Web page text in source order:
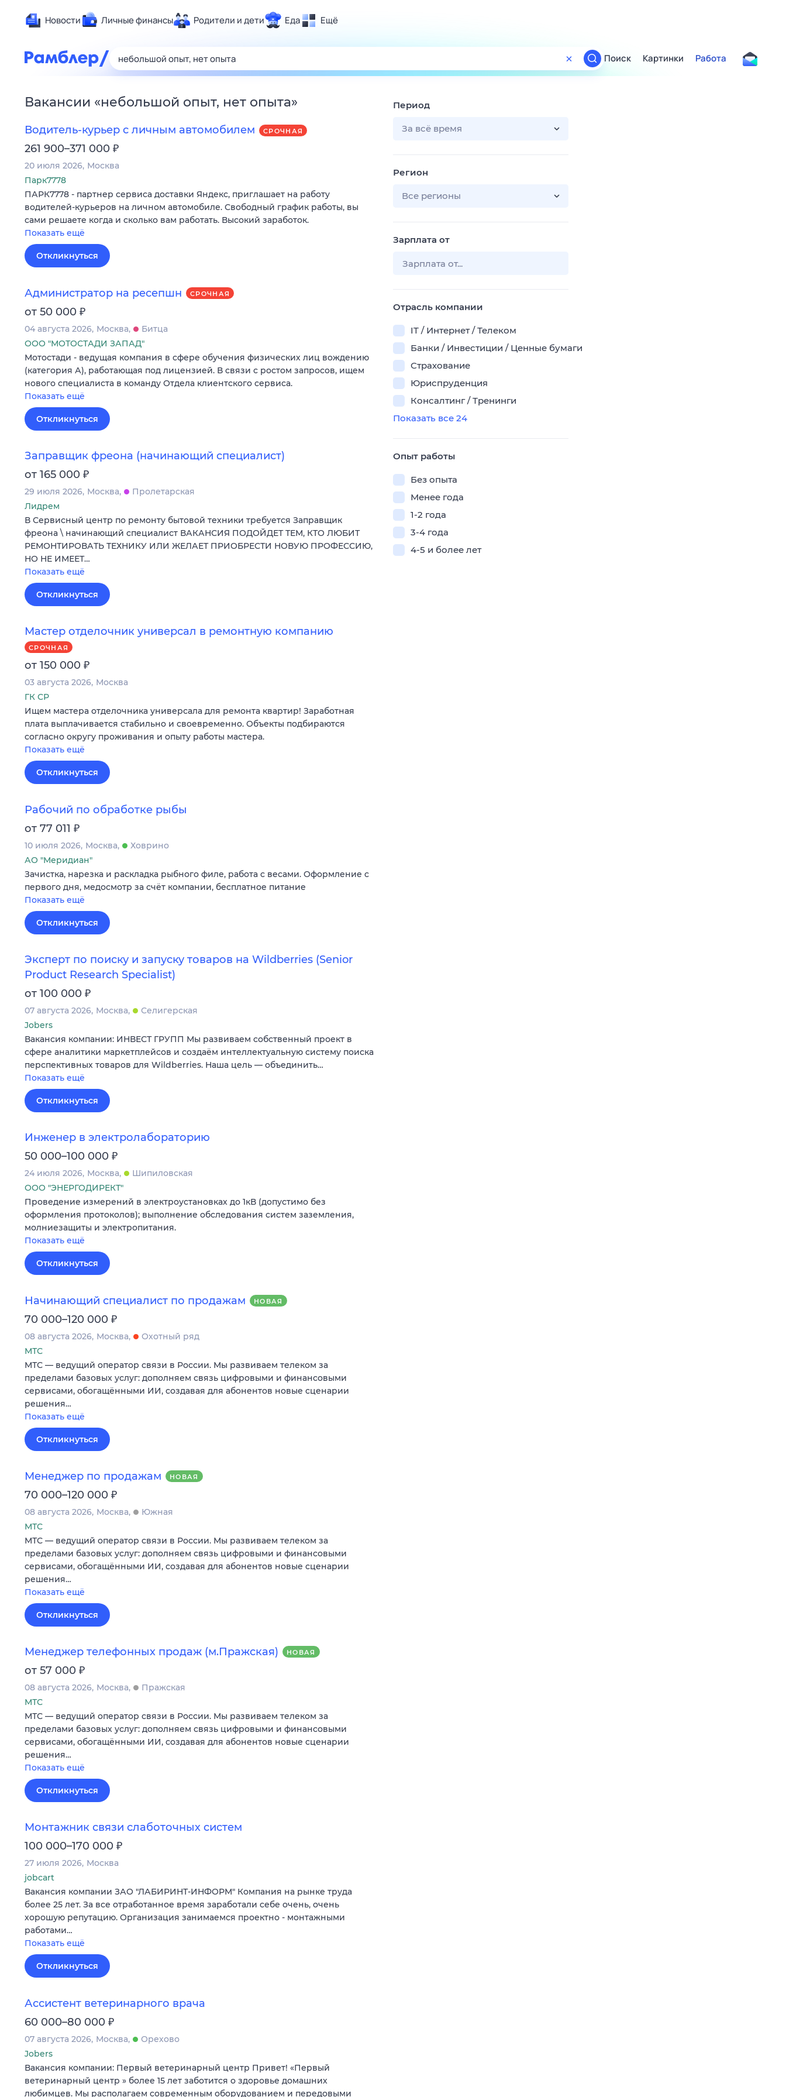
Новости Личные финансы Родители и дети Еда Ещё
Здоровье
Развлечения и отдых
Спорт
Карьера
Сберегаем вместе
Гороскопы
Поиск
ТВ-программа
Поиск Картинки Работа
Вакансии «небольшой опыт, нет опыта»
Водитель-курьер с личным автомобилем СРОЧНАЯ
261 900–371 000 ₽
20 июля 2026 Москва
Парк7778
ПАРК7778 - партнер сервиса доставки Яндекс, приглашает на работу
водителей-курьеров на личном автомобиле. Свободный график работы, вы
сами решаете когда и сколько вам работать. Высокий заработок.
Показать ещё
Откликнуться
Администратор на ресепшн СРОЧНАЯ
от 50 000 ₽
04 августа 2026 Москва
Битца
ООО "МОТОСТАДИ ЗАПАД"
Мотостади - ведущая компания в сфере обучения физических лиц вождению
(категория А), работающая под лицензией. В связи с ростом запросов, ищем
нового специалиста в команду Отдела клиентского сервиса.
Показать ещё
Откликнуться
Заправщик фреона (начинающий специалист)
от 165 000 ₽
29 июля 2026 Москва
Пролетарская
Лидрем
В Сервисный центр по ремонту бытовой техники требуется Заправщик
фреона \ начинающий специалист ВАКАНСИЯ ПОДОЙДЕТ ТЕМ, КТО ЛЮБИТ
РЕМОНТИРОВАТЬ ТЕХНИКУ ИЛИ ЖЕЛАЕТ ПРИОБРЕСТИ НОВУЮ ПРОФЕССИЮ,
НО НЕ ИМЕЕТ…
Показать ещё
Откликнуться
Мастер отделочник универсал в ремонтную компанию
СРОЧНАЯ
от 150 000 ₽
03 августа 2026 Москва
ГК СР
Ищем мастера отделочника универсала для ремонта квартир! Заработная
плата выплачивается стабильно и своевременно. Объекты подбираются
согласно округу проживания и опыту работы мастера.
Показать ещё
Откликнуться
Рабочий по обработке рыбы
от 77 011 ₽
10 июля 2026 Москва
Ховрино
АО "Меридиан"
Зачистка, нарезка и раскладка рыбного филе, работа с весами. Оформление c
первого дня, медосмотр за счёт компании, бесплатное питание
Показать ещё
Откликнуться
Эксперт по поиску и запуску товаров на Wildberries (Senior
Product Research Specialist)
от 100 000 ₽
07 августа 2026 Москва
Селигерская
Jobers
Вакансия компании: ИНВЕСТ ГРУПП Мы развиваем собственный проект в
сфере аналитики маркетплейсов и создаём интеллектуальную систему поиска
перспективных товаров для Wildberries. Наша цель — объединить…
Показать ещё
Откликнуться
Инженер в электролабораторию
50 000–100 000 ₽
24 июля 2026 Москва
Шипиловская
ООО "ЭНЕРГОДИРЕКТ"
Проведение измерений в электроустановках до 1кВ (допустимо без
оформления протоколов); выполнение обследования систем заземления,
молниезащиты и электропитания.
Показать ещё
Откликнуться
Начинающий специалист по продажам НОВАЯ
70 000–120 000 ₽
08 августа 2026 Москва
Охотный ряд
МТС
МТС — ведущий оператор связи в России. Мы развиваем телеком за
пределами базовых услуг: дополняем связь цифровыми и финансовыми
сервисами, обогащёнными ИИ, создавая для абонентов новые сценарии
решения…
Показать ещё
Откликнуться
Менеджер по продажам НОВАЯ
70 000–120 000 ₽
08 августа 2026 Москва
Южная
МТС
МТС — ведущий оператор связи в России. Мы развиваем телеком за
пределами базовых услуг: дополняем связь цифровыми и финансовыми
сервисами, обогащёнными ИИ, создавая для абонентов новые сценарии
решения…
Показать ещё
Откликнуться
Менеджер телефонных продаж (м.Пражская) НОВАЯ
от 57 000 ₽
08 августа 2026 Москва
Пражская
МТС
МТС — ведущий оператор связи в России. Мы развиваем телеком за
пределами базовых услуг: дополняем связь цифровыми и финансовыми
сервисами, обогащёнными ИИ, создавая для абонентов новые сценарии
решения…
Показать ещё
Откликнуться
Монтажник связи слаботочных систем
100 000–170 000 ₽
27 июля 2026 Москва
jobcart
Вакансия компании ЗАО "ЛАБИРИНТ-ИНФОРМ" Компания на рынке труда
более 25 лет. За все отработанное время заработали себе очень, очень
хорошую репутацию. Организация занимаемся проектно - монтажными
работами…
Показать ещё
Откликнуться
Ассистент ветеринарного врача
60 000–80 000 ₽
07 августа 2026 Москва
Орехово
Jobers
Вакансия компании: Первый ветеринарный центр Привет! «Первый
ветеринарный центр » более 15 лет заботится о здоровье домашних
любимцев. Мы располагаем современным оборудованием и передовыми
Период
За всё время
Регион
Все регионы
Зарплата от
Отрасль компании
IT / Интернет / Телеком
Банки / Инвестиции / Ценные бумаги
Страхование
Юриспруденция
Консалтинг / Тренинги
Показать все 24
Опыт работы
Без опыта
Менее года
1-2 года
3-4 года
4-5 и более лет